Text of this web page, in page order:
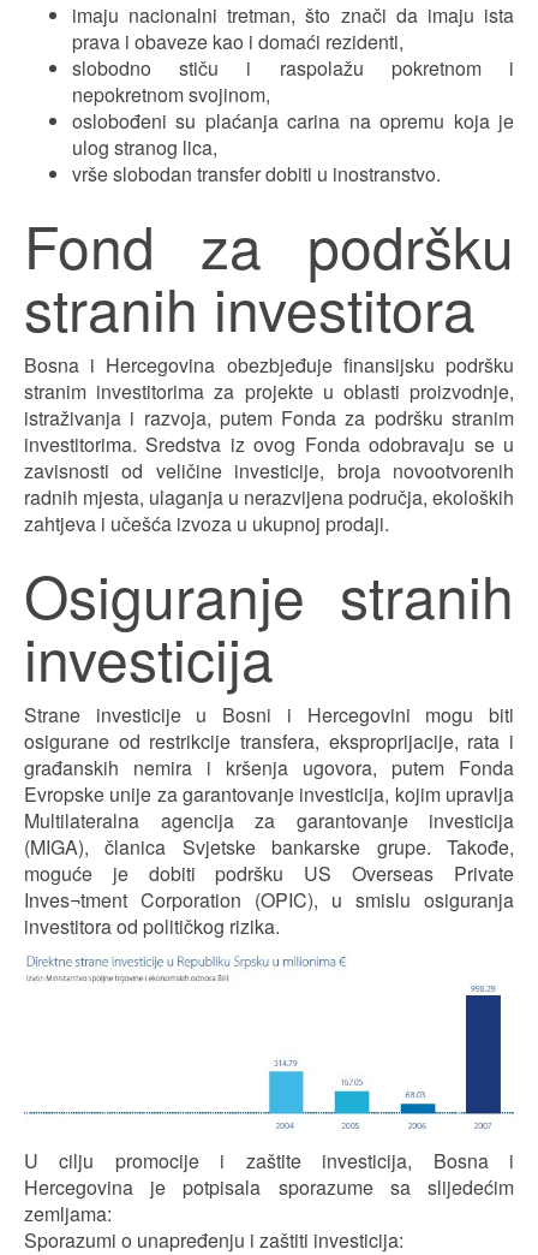
imaju nacionalni tretman, što znači da imaju ista
prava i obaveze kao i domaći rezidenti,
slobodno stiču i raspolažu pokretnom i
nepokretnom svojinom,
oslobođeni su plaćanja carina na opremu koja je
ulog stranog lica,
vrše slobodan transfer dobiti u inostranstvo.
Fond za podršku
stranih investitora
Bosna i Hercegovina obezbjeđuje finansijsku podršku
stranim investitorima za projekte u oblasti proizvodnje,
istraživanja i razvoja, putem Fonda za podršku stranim
investitorima. Sredstva iz ovog Fonda odobravaju se u
zavisnosti od veličine investicije, broja novootvorenih
radnih mjesta, ulaganja u nerazvijena područja, ekoloških
zahtjeva i učešća izvoza u ukupnoj prodaji.
Osiguranje stranih
investicija
Strane investicije u Bosni i Hercegovini mogu biti
osigurane od restrikcije transfera, eksproprijacije, rata i
građanskih nemira i kršenja ugovora, putem Fonda
Evropske unije za garantovanje investicija, kojim upravlja
Multilateralna agencija za garantovanje investicija
(MIGA), članica Svjetske bankarske grupe. Takođe,
moguće je dobiti podršku US Overseas Private
Inves¬tment Corporation (OPIC), u smislu osiguranja
investitora od političkog rizika.
U cilju promocije i zaštite investicija, Bosna i
Hercegovina je potpisala sporazume sa slijedećim
zemljama:
Sporazumi o unapređenju i zaštiti investicija: